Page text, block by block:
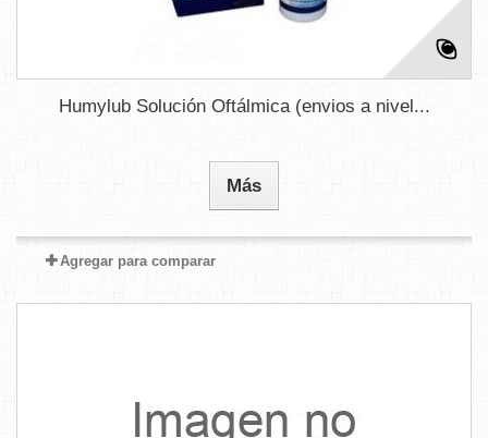
Humylub Solución Oftálmica (envios a nivel...
Más
Agregar para comparar